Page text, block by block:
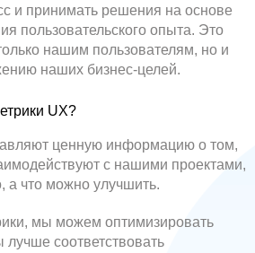
и принимать решения на основе
пользовательского опыта. Это
нашим пользователям, но и
наших бизнес-целей.
UX?
ценную информацию о том,
с нашими проектами,
а что можно улучшить.
мы можем оптимизировать
соответствовать